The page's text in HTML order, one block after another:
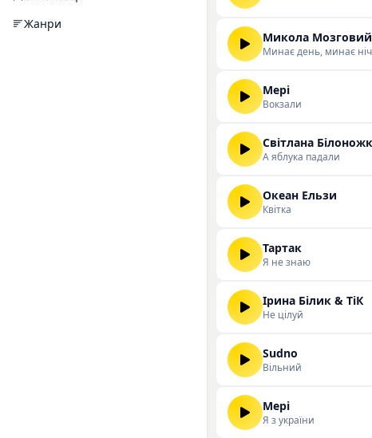
Жанри
Микола Мозговий
Минає день, минає ніч
Мері
Вокзали
Світлана
А яблука падали
Океан Ельзи
Квітка
Тартак
Я не знаю
Ірина Білик & ТіК
Не цілуй
Sudno
Вільний
Мері
Я з україни